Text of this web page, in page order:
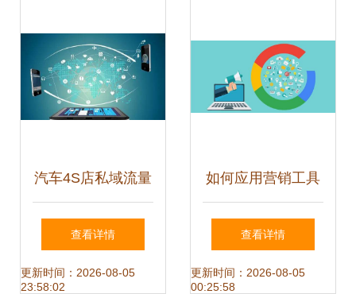
汽车4S店私域流量
与社群的关系 以互
联网设备销售为锚
查看详情
更新时间：2026-08-05
23:58:02
如何应用营销工具
运营好一家网店?
查看详情
更新时间：2026-08-05
00:25:58